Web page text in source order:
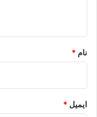
نام *
ایمیل *